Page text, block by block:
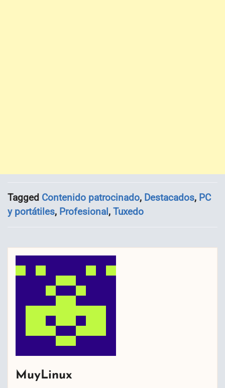
Tagged Contenido patrocinado, Destacados, PC
y portátiles, Profesional, Tuxedo
MuyLinux